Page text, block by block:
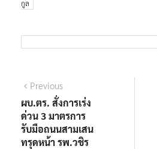
กูล
แนะแนว
เรื่อง
PreviousPrevious
post:
ผบ.ตร. สั่งการเร่ง
ด่วน 3 มาตรการ
รับมือถนนสามเสน
ทรุดหน้า รพ.วชิร